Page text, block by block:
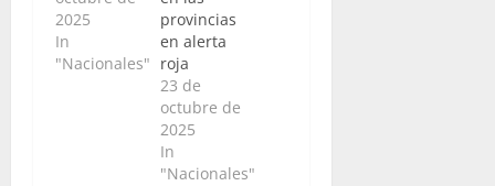
2025
In
"Nacionales"
provincias
en alerta
roja
23 de
octubre de
2025
In
"Nacionales"